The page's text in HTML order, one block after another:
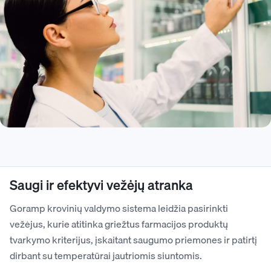
Saugi ir efektyvi vežėjų atranka
Goramp krovinių valdymo sistema leidžia pasirinkti
vežėjus, kurie atitinka griežtus farmacijos produktų
tvarkymo kriterijus, įskaitant saugumo priemones ir patirtį
dirbant su temperatūrai jautriomis siuntomis.